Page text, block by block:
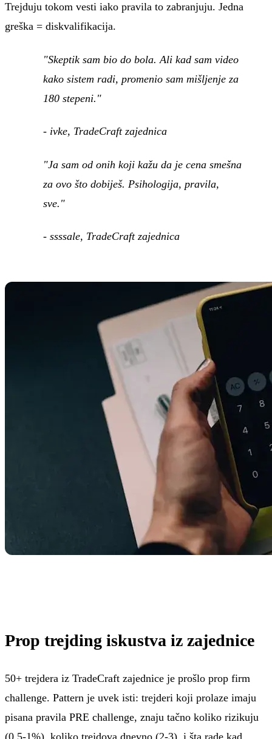
Trejduju tokom vesti iako pravila to zabranjuju. Jedna
greška = diskvalifikacija.
"Skeptik sam bio do bola. Ali kad sam video
kako sistem radi, promenio sam mišljenje za
180 stepeni."
- ivke, TradeCraft zajednica
"Ja sam od onih koji kažu da je cena smešna
za ovo što dobiješ. Psihologija, pravila,
sve."
- ssssale, TradeCraft zajednica
Prop trejding iskustva iz zajednice
50+ trejdera iz TradeCraft zajednice je prošlo prop firm
challenge. Pattern je uvek isti: trejderi koji prolaze imaju
pisana pravila PRE challenge, znaju tačno koliko rizikuju
(0.5-1%), koliko trejdova dnevno (2-3), i šta rade kad